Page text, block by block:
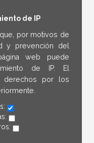
de IP
por motivos de
y prevención del
web puede
de IP. El
derechos por los